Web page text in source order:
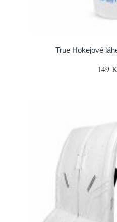
True Hokejové
149